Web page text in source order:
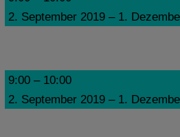
2. September 2019 – 1.
9:00 – 10:00
2. September 2019 – 1.